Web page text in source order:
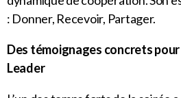
: Donner, Recevoir, Partager.
Des témoignages concrets
Leader